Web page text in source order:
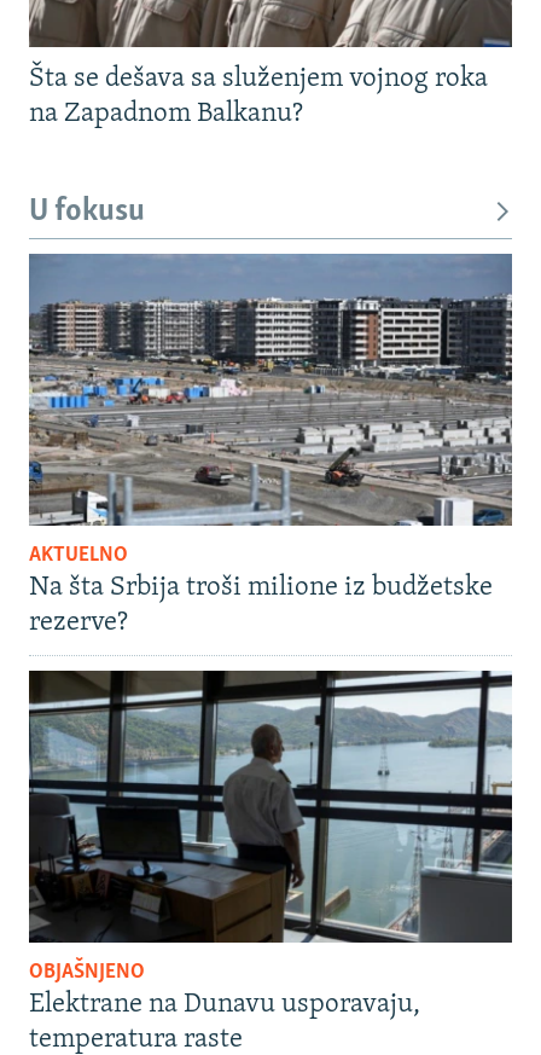
Šta se dešava sa služenjem vojnog roka
na Zapadnom Balkanu?
U fokusu
AKTUELNO
Na šta Srbija troši milione iz budžetske
rezerve?
OBJAŠNJENO
Elektrane na Dunavu usporavaju,
temperatura raste